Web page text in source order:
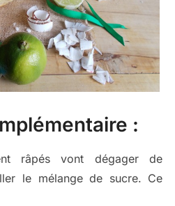
:
râpés vont dégager de
le mélange de sucre. Ce